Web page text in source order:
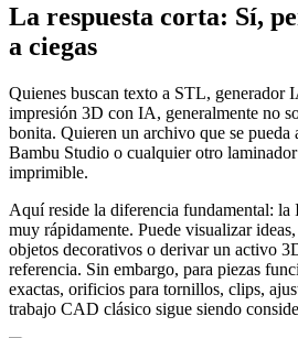
La respuesta corta: Sí,
a ciegas
Quienes buscan texto a STL, generador
impresión 3D con IA, generalmente no
bonita. Quieren un archivo que se pueda
Bambu Studio o cualquier otro laminador
imprimible.
Aquí reside la diferencia fundamental: la
muy rápidamente. Puede visualizar
objetos decorativos o derivar un activo
referencia. Sin embargo, para piezas
exactas, orificios para tornillos, clips,
trabajo CAD clásico sigue siendo